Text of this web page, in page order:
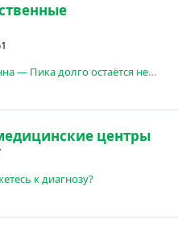
Почему болезнь Ниманна — Пика долго остаётся нераспознанной
центры
к диагнозу?